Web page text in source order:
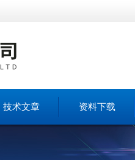
技术文章 资料下载